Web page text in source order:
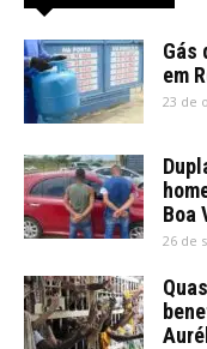
Gás
em
23 de
Boa
26 de